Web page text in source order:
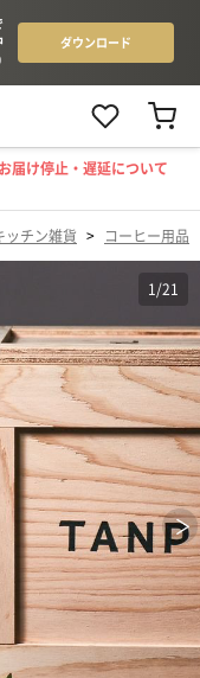
届け停止・遅延について
ッチン雑貨 > コーヒー用品
1/21